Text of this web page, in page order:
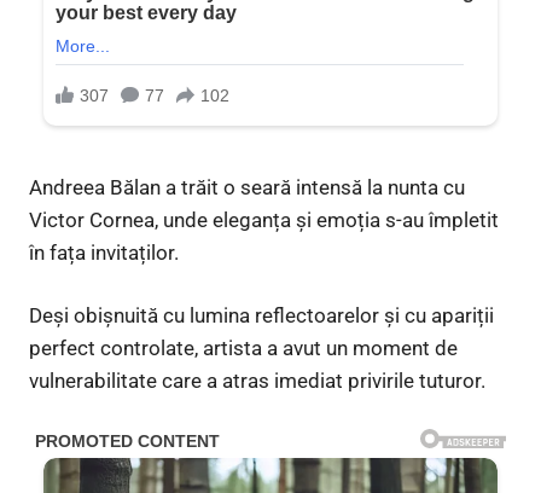
Andreea Bălan a trăit o seară intensă la nunta cu
Victor Cornea, unde eleganța și emoția s-au împletit
în fața invitaților.
Deși obișnuită cu lumina reflectoarelor și cu apariții
perfect controlate, artista a avut un moment de
vulnerabilitate care a atras imediat privirile tuturor.